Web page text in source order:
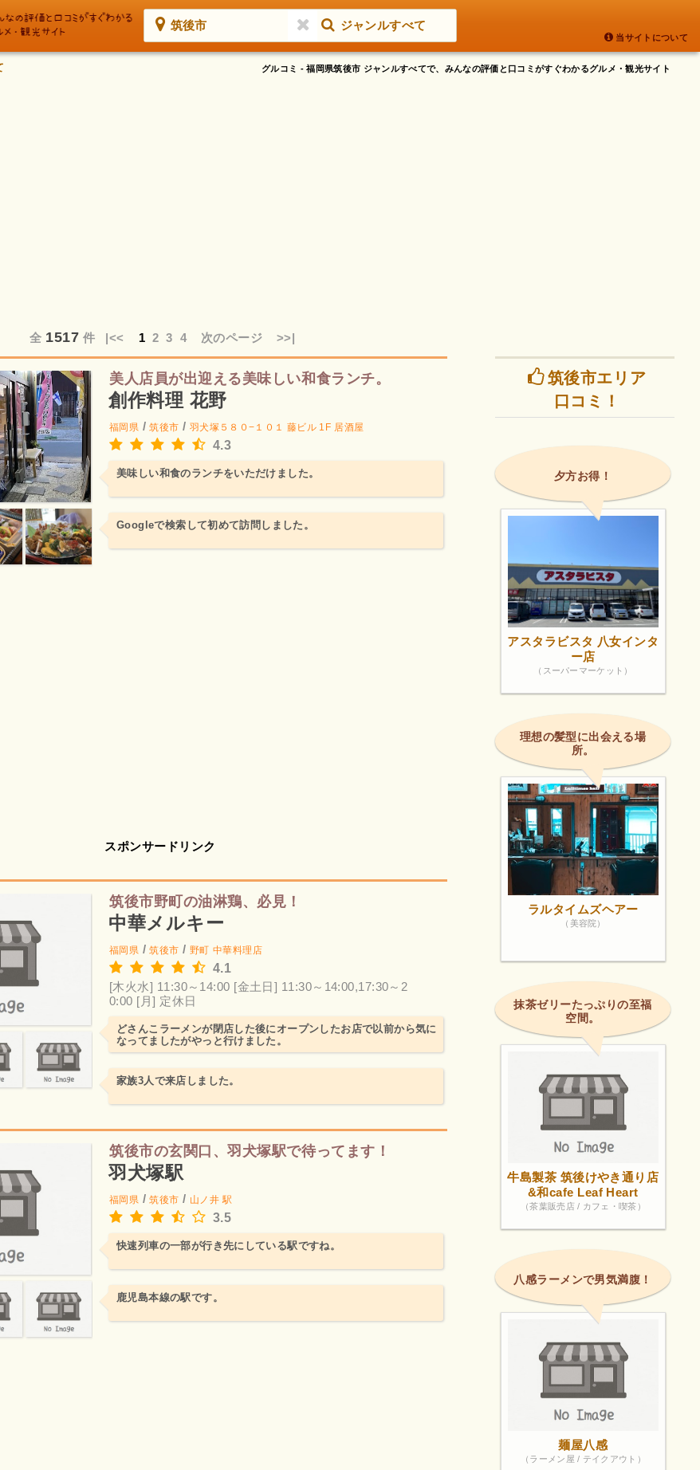
筑後市 ジャンルすべて
当サイトについて
グルコミ - 福岡県筑後市 ジャンルすべてで、みんなの評価と口コミがすぐわかるグルメ・観光サイト
全 1517 件 |<< 1 2 3 4 次のページ >>|
美人店員が出迎える美味しい和食ランチ。
創作料理 花野
福岡県 /筑後市 / 羽犬塚５８０−１０１ 藤ビル 1F 居酒屋
4.3
美味しい和食のランチをいただけました。
Googleで検索して初めて訪問しました。
スポンサードリンク
筑後市野町の油淋鶏、必見！
中華メルキー
福岡県 /筑後市 / 野町 中華料理店
4.1
[木火水] 11:30～14:00 [金土日] 11:30～14:00,17:30～2
0:00 [月] 定休日
どさんこラーメンが閉店した後にオープンしたお店で以前から気に
なってましたがやっと行けました。
家族3人で来店しました。
筑後市の玄関口、羽犬塚駅で待ってます！
羽犬塚駅
福岡県 /筑後市 / 山ノ井 駅
3.5
快速列車の一部が行き先にしている駅ですね。
鹿児島本線の駅です。
筑後市エリア
口コミ！
夕方お得！
アスタラビスタ 八女インタ
ー店
（スーパーマーケット）
理想の髪型に出会える場
所。
ラルタイムズヘアー
（美容院）
抹茶ゼリーたっぷりの至福
空間。
牛島製茶 筑後けやき通り店
&和cafe Leaf Heart
（茶葉販売店 / カフェ・喫茶）
八感ラーメンで男気満腹！
麺屋八感
（ラーメン屋 / テイクアウト）